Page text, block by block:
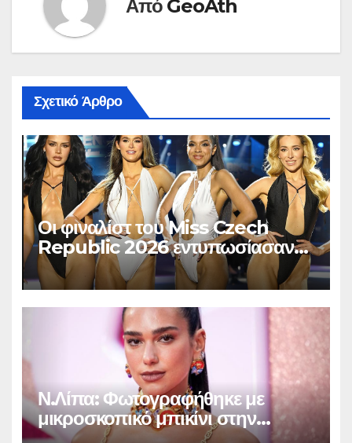
Από GeoAth
Σχετικό Άρθρο
Οι φιναλίστ του Miss Czech
Republic 2026 εντυπωσίασαν
στο Χ
Ν.Λίπα: Φωτογραφήθηκε με
μικροσκοπικό μπικίνι στην
Βραζιλία και «έριξε» το